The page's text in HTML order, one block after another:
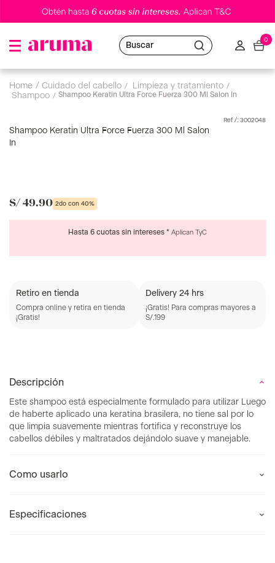
Buscar
0
cuidado del cabello
limpieza y tratamiento
shampoo
Shampoo Keratin Ultra Force Fuerza 300 Ml Salon In
: 3002048
Shampoo Keratin Ultra Force Fuerza 300 Ml Salon
In
S/ 49.90 2do con 40%
Hasta 6 cuotas sin intereses * Aplican TyC
Retiro en tienda
Compra online y retira en tienda
¡Gratis!
Delivery 24 hrs
¡Gratis! Para compras mayores a
S/.199
Descripción
Este shampoo está especialmente formulado para utilizar Luego
de haberte aplicado una keratina brasilera, no tiene sal por lo
que limpia suavemente mientras fortifica y reconstruye los
cabellos débiles y maltratados dejándolo suave y manejable.
Como usarlo
Especificaciones